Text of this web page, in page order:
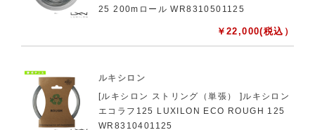
25 200mロール WR8310501125
￥ 22,000(税込）
ルキシロン
[ルキシロン ストリング（単張） ]ルキシロン
エコラフ125 LUXILON ECO ROUGH 125
WR8310401125